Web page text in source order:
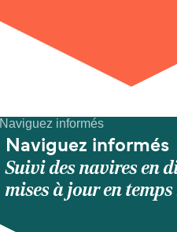
Naviguez informés
Suivi des navires en
mises à jour en temps